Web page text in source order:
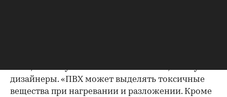
дизайнеры. «ПВХ может выделять токсичные
вещества при нагревании и разложении. Кроме